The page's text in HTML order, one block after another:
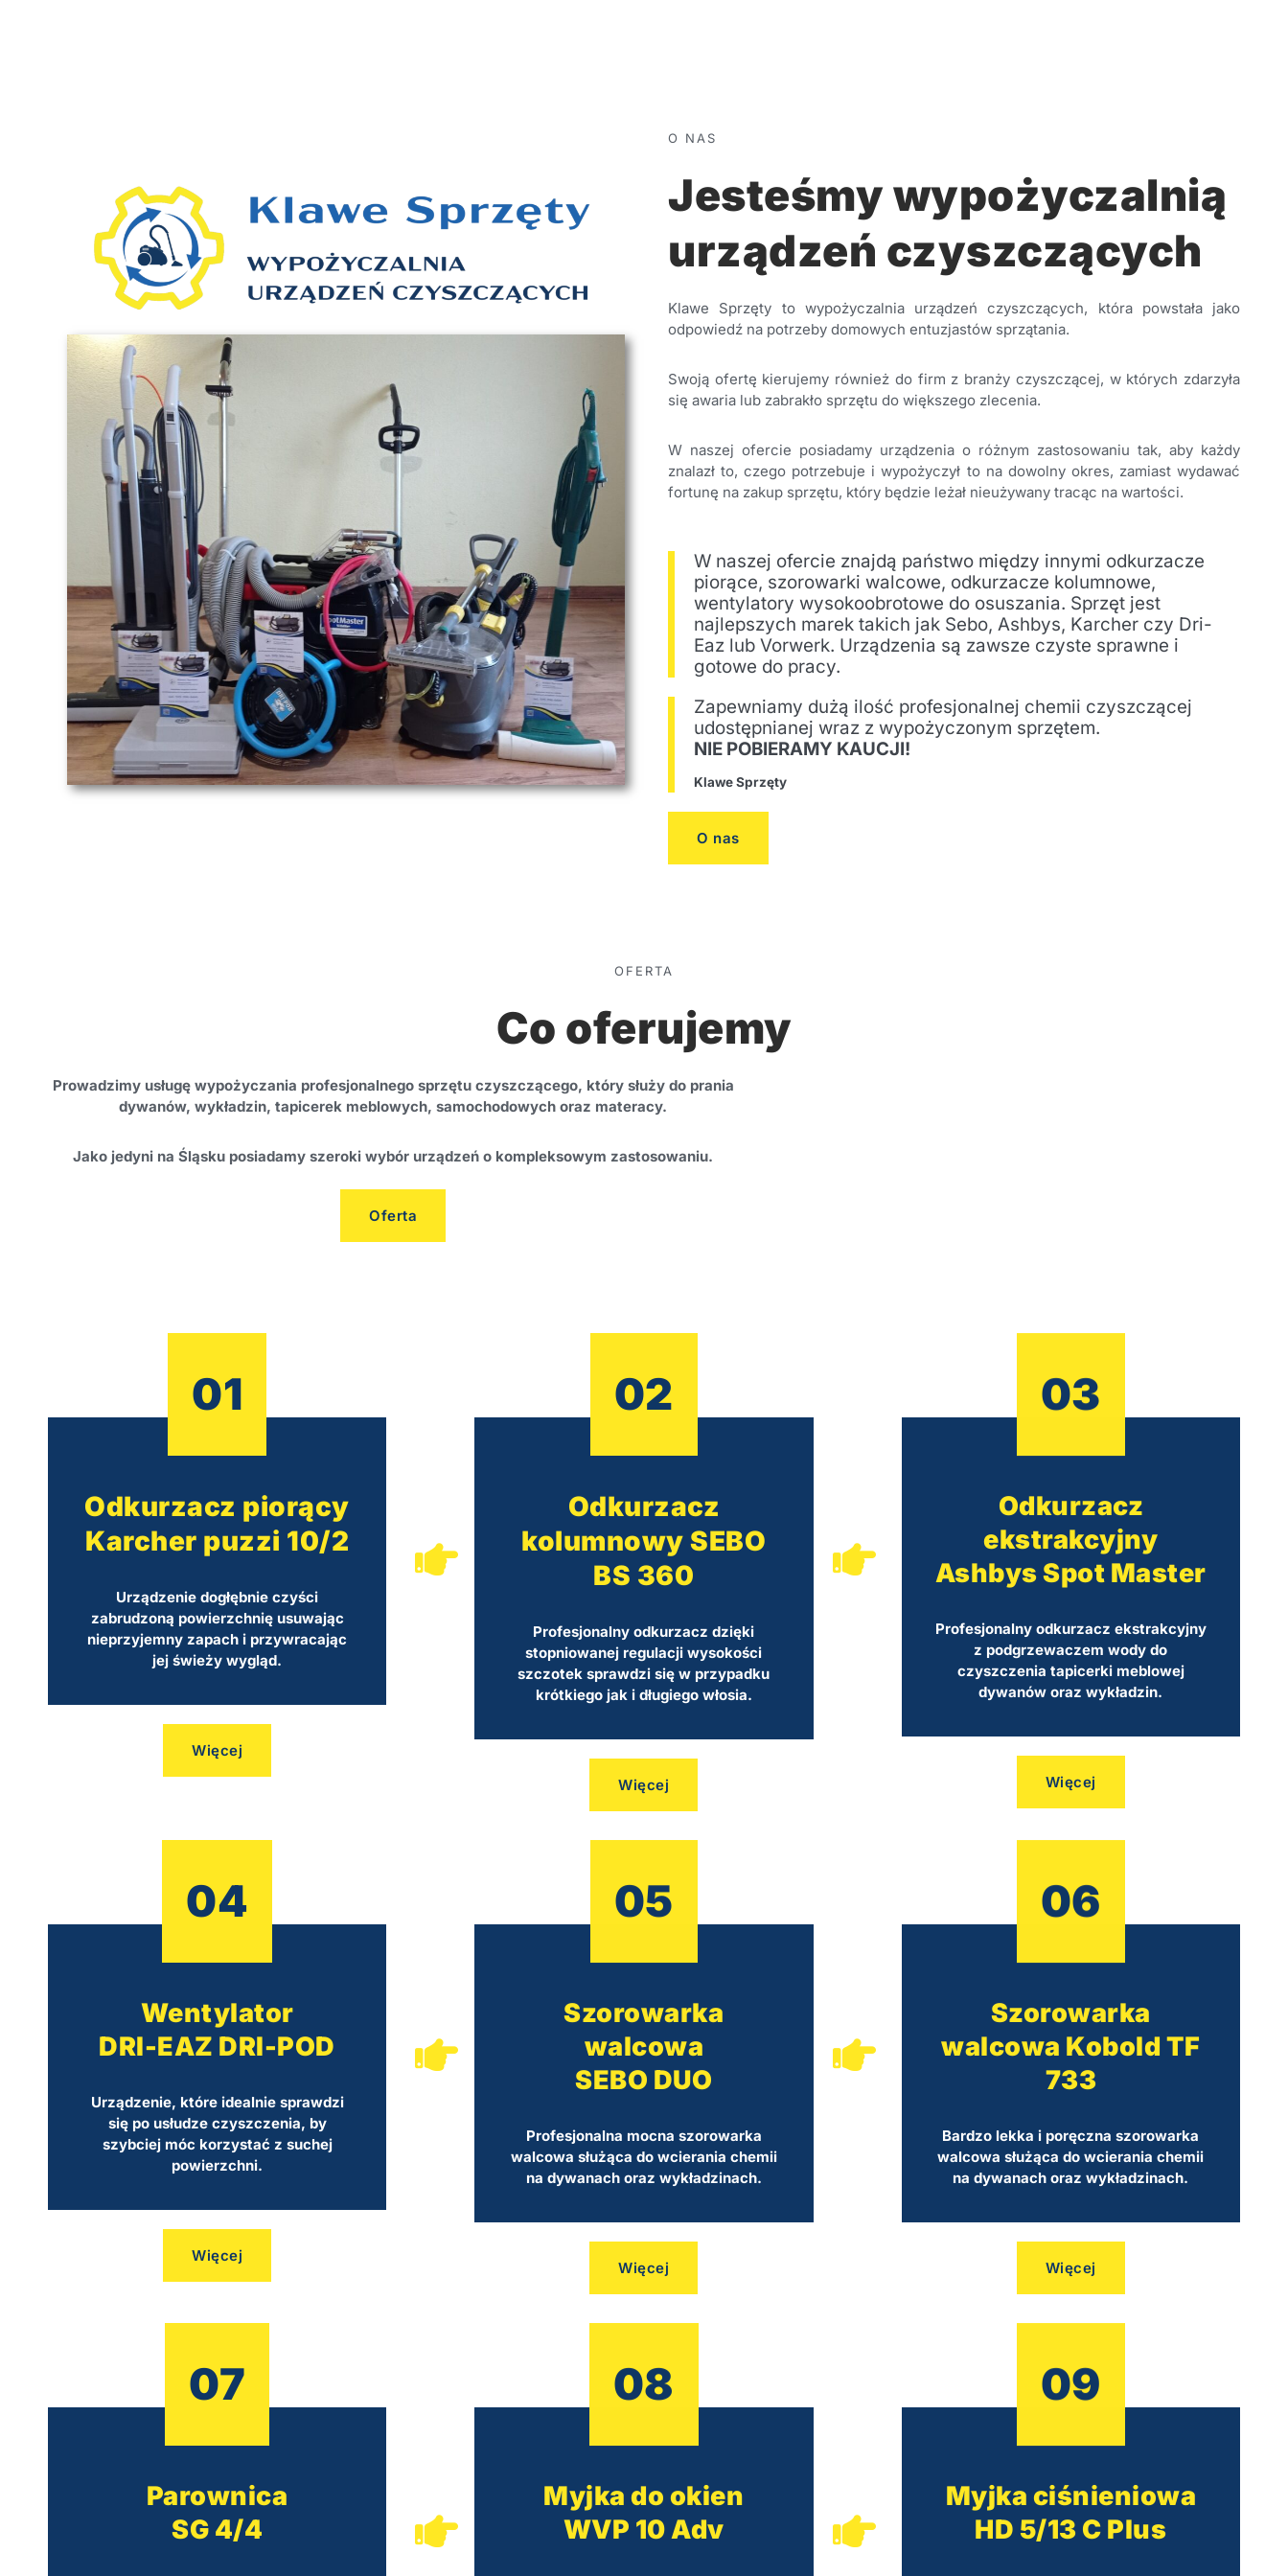
O NAS
Jesteśmy wypożyczalnią
urządzeń czyszczących
Klawe Sprzęty to wypożyczalnia urządzeń czyszczących, która powstała jako
odpowiedź na potrzeby domowych entuzjastów sprzątania.
Swoją ofertę kierujemy również do firm z branży czyszczącej, w których zdarzyła
się awaria lub zabrakło sprzętu do większego zlecenia.
W naszej ofercie posiadamy urządzenia o różnym zastosowaniu tak, aby każdy
znalazł to, czego potrzebuje i wypożyczył to na dowolny okres, zamiast wydawać
fortunę na zakup sprzętu, który będzie leżał nieużywany tracąc na wartości.
W naszej ofercie znajdą państwo między innymi odkurzacze
piorące, szorowarki walcowe, odkurzacze kolumnowe,
wentylatory wysokoobrotowe do osuszania. Sprzęt jest
najlepszych marek takich jak Sebo, Ashbys, Karcher czy Dri-
Eaz lub Vorwerk. Urządzenia są zawsze czyste sprawne i
gotowe do pracy.
Zapewniamy dużą ilość profesjonalnej chemii czyszczącej
udostępnianej wraz z wypożyczonym sprzętem.
NIE POBIERAMY KAUCJI!
Klawe Sprzęty
O nas
OFERTA
Co oferujemy
Prowadzimy usługę wypożyczania profesjonalnego sprzętu czyszczącego, który służy do prania
dywanów, wykładzin, tapicerek meblowych, samochodowych oraz materacy.
Jako jedyni na Śląsku posiadamy szeroki wybór urządzeń o kompleksowym zastosowaniu.
Oferta
01
Odkurzacz piorący
Karcher puzzi 10/2
Urządzenie dogłębnie czyści
zabrudzoną powierzchnię usuwając
nieprzyjemny zapach i przywracając
jej świeży wygląd.
Więcej
02
Odkurzacz
kolumnowy SEBO
BS 360
Profesjonalny odkurzacz dzięki
stopniowanej regulacji wysokości
szczotek sprawdzi się w przypadku
krótkiego jak i długiego włosia.
Więcej
03
Odkurzacz
ekstrakcyjny
Ashbys Spot Master
Profesjonalny odkurzacz ekstrakcyjny
z podgrzewaczem wody do
czyszczenia tapicerki meblowej
dywanów oraz wykładzin.
Więcej
04
Wentylator
DRI-EAZ DRI-POD
Urządzenie, które idealnie sprawdzi
się po usłudze czyszczenia, by
szybciej móc korzystać z suchej
powierzchni.
Więcej
05
Szorowarka
walcowa
SEBO DUO
Profesjonalna mocna szorowarka
walcowa służąca do wcierania chemii
na dywanach oraz wykładzinach.
Więcej
06
Szorowarka
walcowa Kobold TF
733
Bardzo lekka i poręczna szorowarka
walcowa służąca do wcierania chemii
na dywanach oraz wykładzinach.
Więcej
07
Parownica
SG 4/4
08
Myjka do okien
WVP 10 Adv
09
Myjka ciśnieniowa
HD 5/13 C Plus